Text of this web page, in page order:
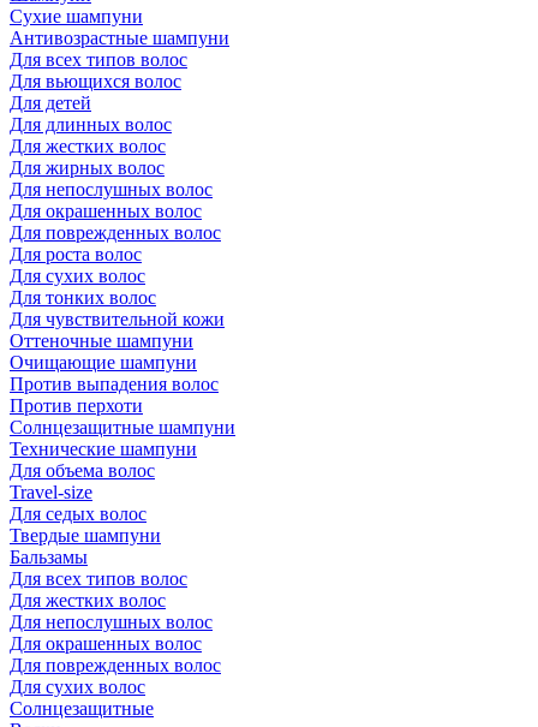
Сухие шампуни
Антивозрастные шампуни
Для всех типов волос
Для вьющихся волос
Для детей
Для длинных волос
Для жестких волос
Для жирных волос
Для непослушных волос
Для окрашенных волос
Для поврежденных волос
Для роста волос
Для сухих волос
Для тонких волос
Для чувствительной кожи
Оттеночные шампуни
Очищающие шампуни
Против выпадения волос
Против перхоти
Солнцезащитные шампуни
Технические шампуни
Для объема волос
Travel-size
Для седых волос
Твердые шампуни
Бальзамы
Для всех типов волос
Для жестких волос
Для непослушных волос
Для окрашенных волос
Для поврежденных волос
Для сухих волос
Солнцезащитные